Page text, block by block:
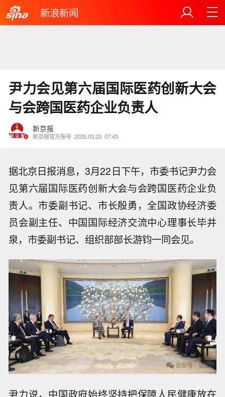
新浪新闻
尹力会见第六届国际医药创新大会
与会跨国医药企业负责人
新京报
新京报官方账号 2025.03.23 07:43
据北京日报消息，3月22日下午，市委书记尹力会
见第六届国际医药创新大会与会跨国医药企业负
责人。市委副书记、市长殷勇，全国政协经济委
员会副主任、中国国际经济交流中心理事长毕井
泉，市委副书记、组织部部长游钧一同会见。
尹力说，中国政府始终坚持把保障人民健康放在